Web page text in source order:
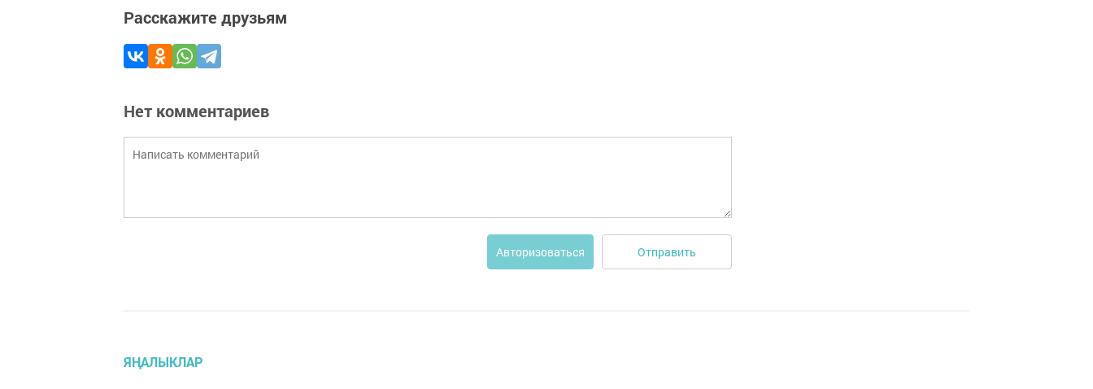
Расскажите друзьям
Нет комментариев
Авторизоваться Отправить
ЯҢАЛЫКЛАР